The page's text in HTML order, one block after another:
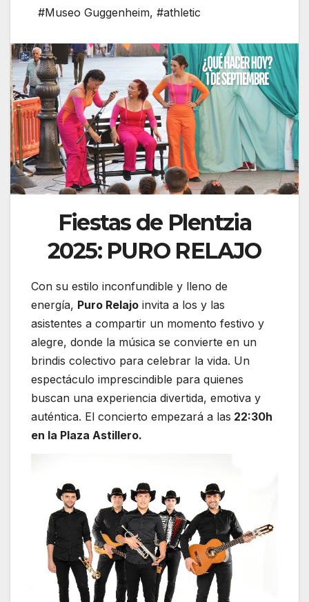
#Museo Guggenheim, #athletic
Fiestas de Plentzia
2025: PURO RELAJO
Con su estilo inconfundible y lleno de
energía, Puro Relajo invita a los y las
asistentes a compartir un momento festivo y
alegre, donde la música se convierte en un
brindis colectivo para celebrar la vida. Un
espectáculo imprescindible para quienes
buscan una experiencia divertida, emotiva y
auténtica. El concierto empezará a las 22:30h
en la Plaza Astillero.